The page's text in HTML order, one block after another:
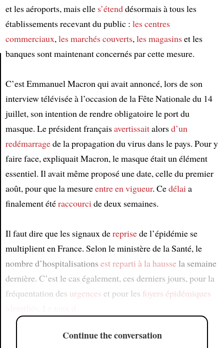
Article
et les aéroports, mais elle s’étenddésormais à tous les
établissements recevant du public : les centres
commerciaux,les marchés couverts,les magasinset les
banques sont maintenant concernés par cette mesure.
C’est Emmanuel Macron qui avait annoncé, lors de son
interview télévisée à l’occasion de la Fête Nationale du 14
juillet, son intention de rendre obligatoire le port du
masque. Le président françaisavertissaitalorsd’un
redémarragede la propagation du virus dans le pays. Pour y
faire face, expliquait Macron, le masque était un élément
essentiel. Il avait même proposé une date, celle du premier
août, pour que la mesureentre en vigueur. Cedélaia
finalement étéraccourcide deux semaines.
Il faut dire que les signaux dereprisede l’épidémie se
multiplient en France. Selon le ministère de la Santé, le
nombre d’hospitalisations est reparti à la haussela semaine
dernière. C’est le cas également, ces derniers jours, pour la
fréquentation des urgences et pour les foyers épidémiques
Continue the conversation